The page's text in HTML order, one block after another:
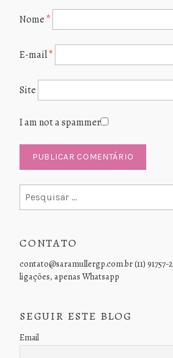
Nome *
E-mail*
Site
I am not a spammer
por:
CONTATO
contato@saramullergp.com.br (11) 91757-
ligações, apenas Whatsapp
SEGUIR ESTE BLOG
Email